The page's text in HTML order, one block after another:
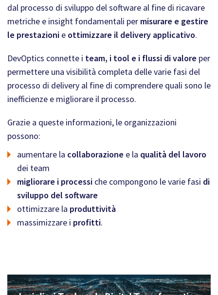
dal processo di sviluppo del software al fine di ricavare
metriche e insight fondamentali per misurare e gestire
le prestazioni e ottimizzare il delivery applicativo.
DevOptics connette i team, i tool e i flussi di valore per
permettere una visibilità completa delle varie fasi del
processo di delivery al fine di comprendere quali sono le
inefficienze e migliorare il processo.
Grazie a queste informazioni, le organizzazioni
possono:
aumentare la collaborazione e la qualità del lavoro
dei team
migliorare i processi che compongono le varie fasi di
sviluppo del software
ottimizzare la produttività
massimizzare i profitti.